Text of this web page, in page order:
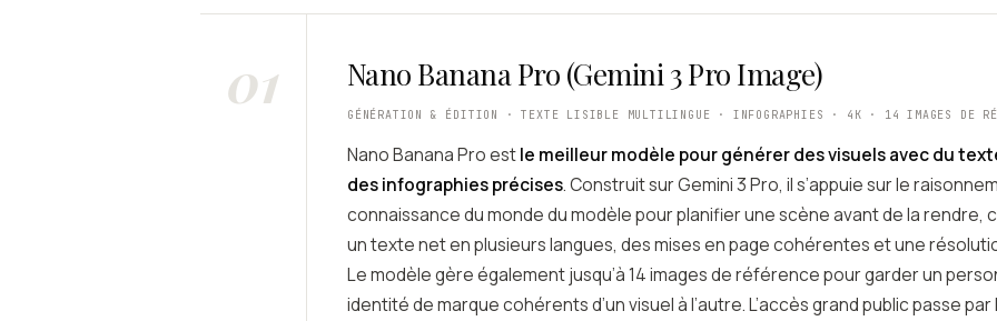
01 Nano Banana Pro (Gemini 3 Pro Image)
GÉNÉRATION & ÉDITION · TEXTE LISIBLE MULTILINGUE · INFOGRAPHIES · 4K · 14 IMAGES DE
Nano Banana Pro estle meilleur modèle pour générer des visuels avec du
des infographies précises. Construit sur Gemini 3 Pro, il s’appuie sur le
connaissance du monde du modèle pour planifier une scène avant de la rendre,
un texte net en plusieurs langues, des mises en page cohérentes et une
Le modèle gère également jusqu’à 14 images de référence pour garder un
identité de marque cohérents d’un visuel à l’autre. L’accès grand public passe par